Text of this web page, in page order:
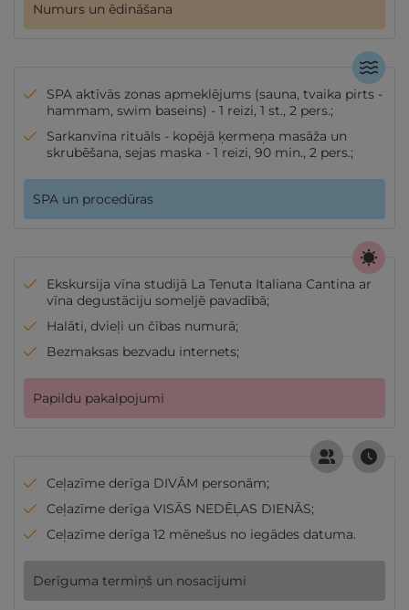
Numurs un ēdināšana
SPA aktīvās zonas apmeklējums (sauna, tvaika pirts -
hammam, swim baseins) - 1 reizi, 1 st., 2 pers.;
Sarkanvīna rituāls - kopējā ķermeņa masāža un
skrubēšana, sejas maska - 1 reizi, 90 min., 2 pers.;
SPA un procedūras
Ekskursija vīna studijā La Tenuta Italiana Cantina ar
vīna degustāciju someljē pavadībā;
Halāti, dvieļi un čības numurā;
Bezmaksas bezvadu internets;
Papildu pakalpojumi
Ceļazīme derīga DIVĀM personām;
Ceļazīme derīga VISĀS NEDĒĻAS DIENĀS;
Ceļazīme derīga 12 mēnešus no iegādes datuma.
Derīguma termiņš un nosacījumi